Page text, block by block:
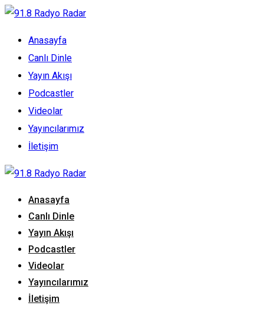
Anasayfa
Canlı Dinle
Yayın Akışı
Podcastler
Videolar
Yayıncılarımız
İletişim
Anasayfa
Canlı Dinle
Yayın Akışı
Podcastler
Videolar
Yayıncılarımız
İletişim